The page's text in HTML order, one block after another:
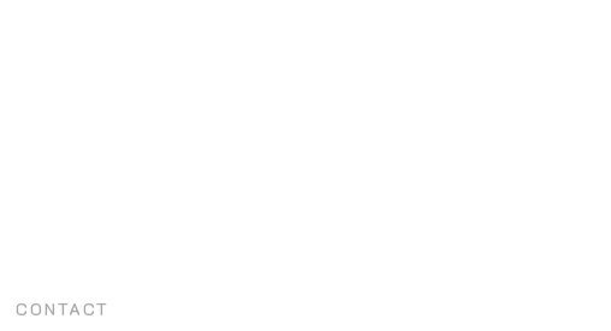
CONTACT